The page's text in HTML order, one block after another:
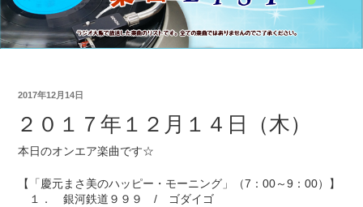
2017年12月14日
２０１７年１２月１４日（木）
本日のオンエア楽曲です☆
【「慶元まさ美のハッピー・モーニング」（7：00～9：00）】
１． 銀河鉄道９９９ / ゴダイゴ